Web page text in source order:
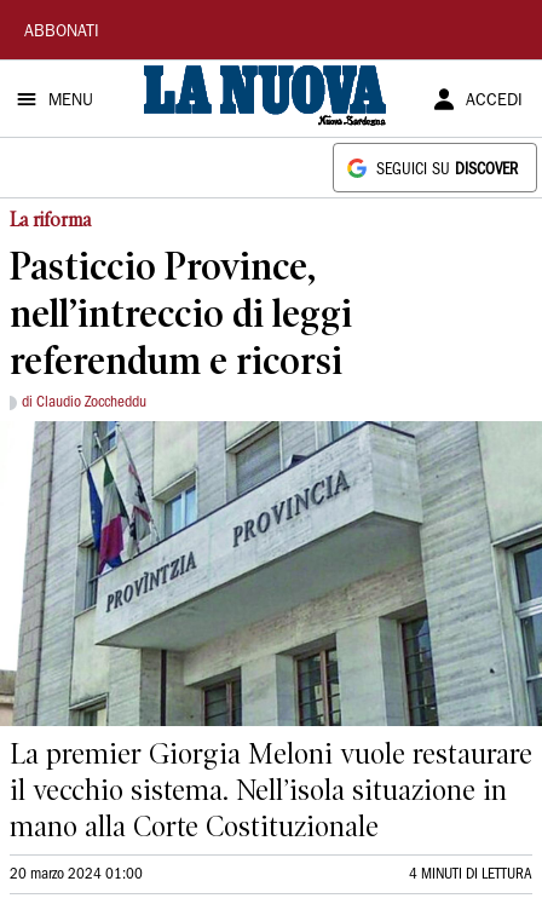
La
Nuova
Sardegna
ABBONATI
MENU ACCEDI
SEGUICI SU DISCOVER
La riforma
Pasticcio Province,
nell’intreccio di leggi
referendum e ricorsi
di Claudio Zoccheddu
La premier Giorgia Meloni vuole restaurare
il vecchio sistema. Nell’isola situazione in
mano alla Corte Costituzionale
20 marzo 2024 01:00 4 MINUTI DI LETTURA